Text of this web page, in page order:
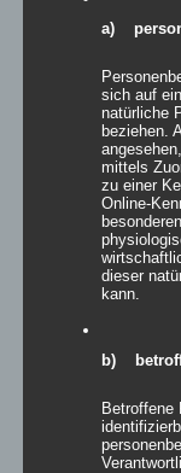
zur Wunschliste
Easy
a)
sich auf
natürliche
beziehen.
mittels
zu einer
Online-
dieser
kann.
b)
Betroffene